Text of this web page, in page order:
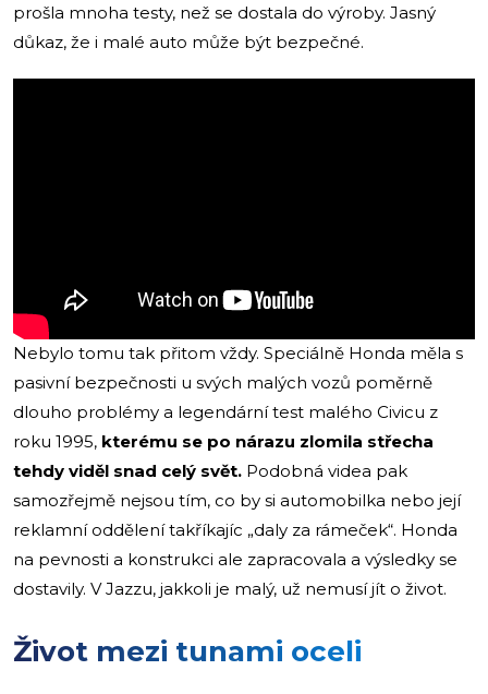
prošla mnoha testy, než se dostala do výroby. Jasný
důkaz, že i malé auto může být bezpečné.
Nebylo tomu tak přitom vždy. Speciálně Honda měla s
pasivní bezpečnosti u svých malých vozů poměrně
dlouho problémy a legendární test malého Civicu z
roku 1995, kterému se po nárazu zlomila střecha
tehdy viděl snad celý svět. Podobná videa pak
samozřejmě nejsou tím, co by si automobilka nebo její
reklamní oddělení takříkajíc „daly za rámeček“. Honda
na pevnosti a konstrukci ale zapracovala a výsledky se
dostavily. V Jazzu, jakkoli je malý, už nemusí jít o život.
Život mezi tunami oceli